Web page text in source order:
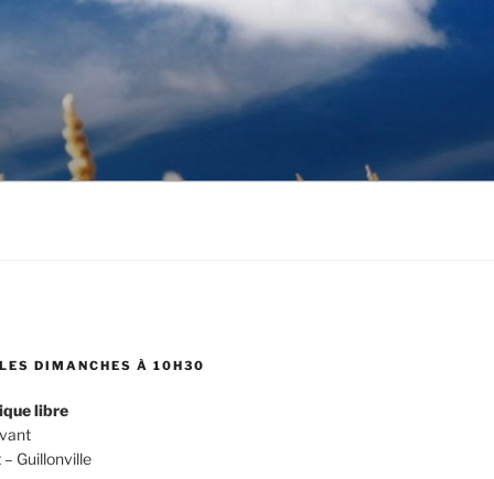
DIMANCHES À 10H30
libre
Guillonville